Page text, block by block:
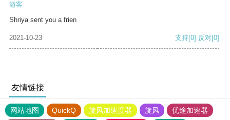
游客
Shriya sent you a frien
2021-10-23 支持[0] 反对[0]
友情链接
网站地图 QuickQ 旋风加速度器 旋风
优途加速器